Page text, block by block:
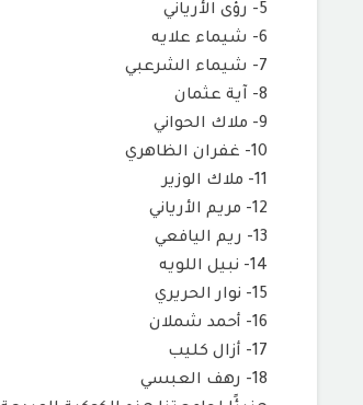
5- رؤى الأرياني
6- شيماء علايه
7- شيماء الشرعبي
8- آية عثمان
9- ملاك الحواني
10- غفران الظاهري
11- ملاك الوزير
12- مريم الأرياني
13- ريم اليافعي
14- نبيل اللويه
15- نوار الحريري
16- أحمد شملان
17- أزال كليب
18- رهف العبسي